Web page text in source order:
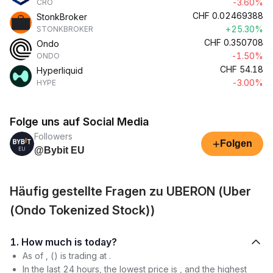
CRO
-3.60%
StonkBroker
STONKBROKER
CHF 0.02469388
+25.30%
Ondo
ONDO
CHF 0.350708
-1.50%
Hyperliquid
HYPE
CHF 54.18
-3.00%
Folge uns auf Social Media
Followers
@Bybit EU
+ Folgen
Häufig gestellte Fragen zu UBERON (Uber
(Ondo Tokenized Stock))
1. How much is today?
As of , () is trading at .
In the last 24 hours, the lowest price is , and the highest